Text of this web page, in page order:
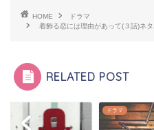
HOME
ドラマ
着飾る恋には理由があって(３話)ネ
RELATED POST
ドラマ